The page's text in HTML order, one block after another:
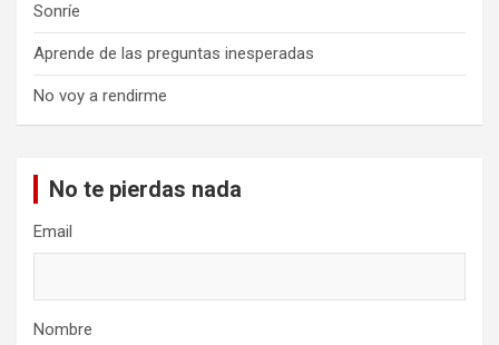
Sonríe
Aprende de las preguntas inesperadas
No voy a rendirme
No te pierdas nada
Email
Nombre